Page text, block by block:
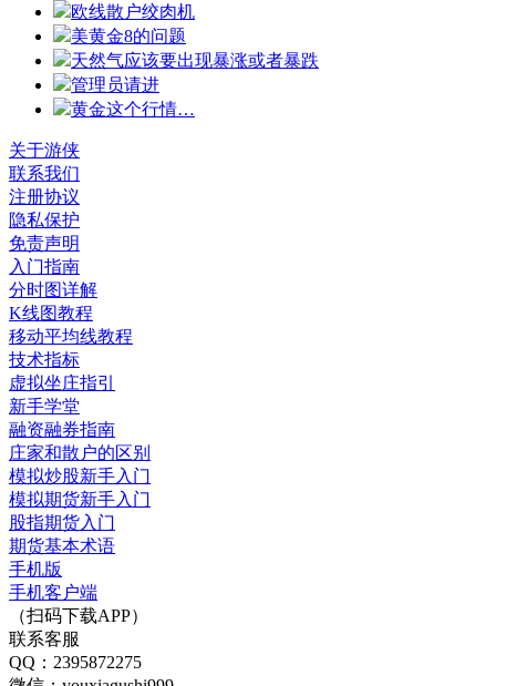
欧线散户绞肉机
美黄金8的问题
天然气应该要出现暴涨或者暴跌
管理员请进
黄金这个行情…
关于游侠
联系我们
注册协议
隐私保护
免责声明
入门指南
分时图详解
K线图教程
移动平均线教程
技术指标
虚拟坐庄指引
新手学堂
融资融券指南
庄家和散户的区别
模拟炒股新手入门
模拟期货新手入门
股指期货入门
期货基本术语
手机版
手机客户端
（扫码下载APP）
联系客服
QQ：2395872275